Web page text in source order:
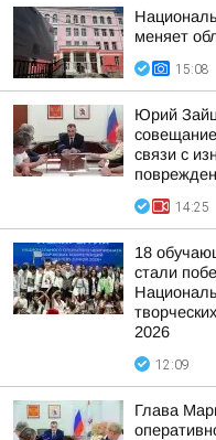
меняет
15:08
Юрий
связи с
14:25
18
стали
2026
12:09
Глава